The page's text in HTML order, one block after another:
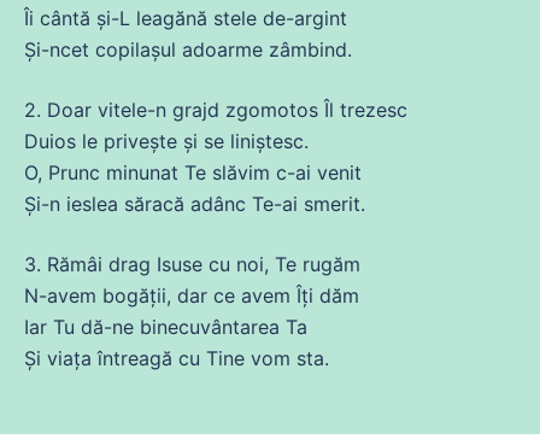
Îi cântă şi-L leagănă stele de-argint
Şi-ncet copilaşul adoarme zâmbind.
2. Doar vitele-n grajd zgomotos Îl trezesc
Duios le priveşte şi se liniştesc.
O, Prunc minunat Te slăvim c-ai venit
Şi-n ieslea săracă adânc Te-ai smerit.
3. Rămâi drag Isuse cu noi, Te rugăm
N-avem bogăţii, dar ce avem Îţi dăm
Iar Tu dă-ne binecuvântarea Ta
Şi viaţa întreagă cu Tine vom sta.